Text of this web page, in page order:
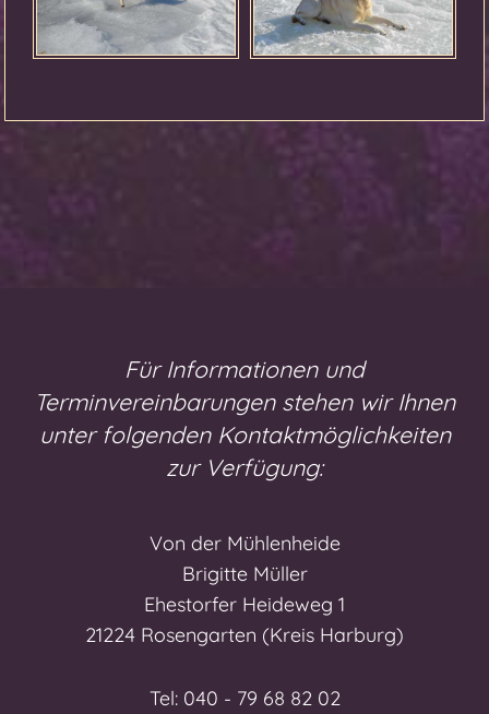
Für Informationen und
Terminvereinbarungen stehen wir Ihnen
unter folgenden Kontaktmöglichkeiten
zur Verfügung:
Von der Mühlenheide
Brigitte Müller
Ehestorfer Heideweg 1
21224 Rosengarten (Kreis Harburg)
Tel: 040 - 79 68 82 02